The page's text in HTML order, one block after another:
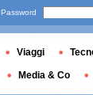
Password
Viaggi
Media & Co